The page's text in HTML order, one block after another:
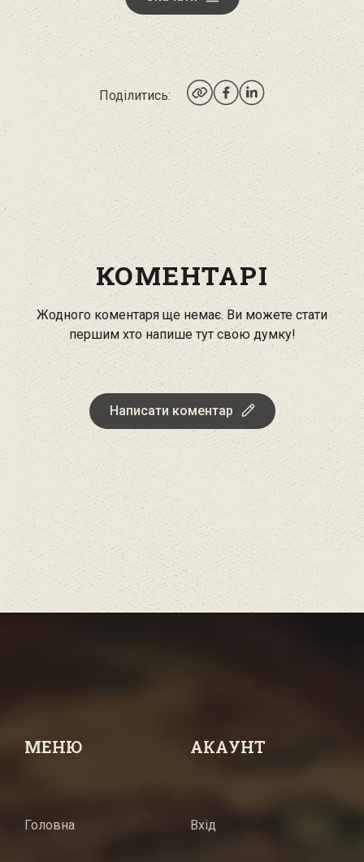
Поділитись:
КОМЕНТАРІ
Жодного коментаря ще немає. Ви можете стати
першим хто напише тут свою думку!
Написати коментар
МЕНЮ
Головна
АКАУНТ
Вхід